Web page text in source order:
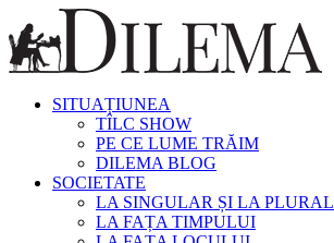
SITUAȚIUNEA
TÎLC SHOW
PE CE LUME TRĂIM
DILEMA BLOG
SOCIETATE
LA SINGULAR ȘI LA PLURAL
LA FAȚA TIMPULUI